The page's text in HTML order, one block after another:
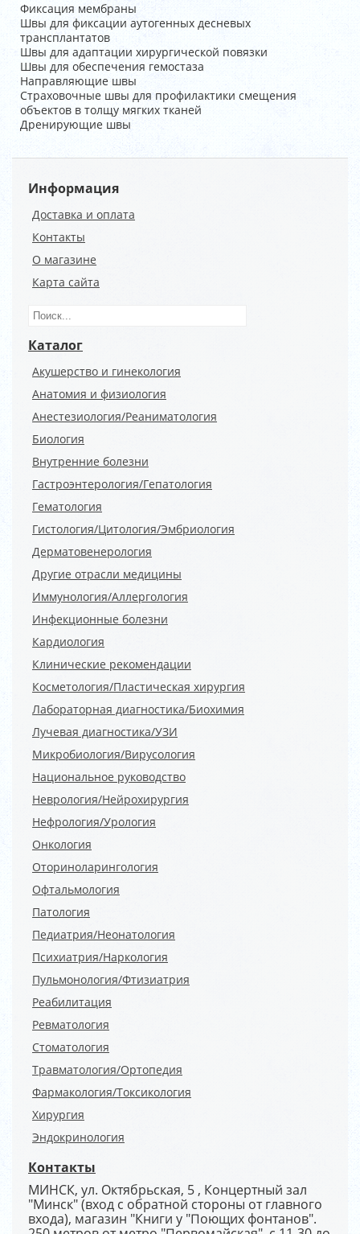
Фиксация мембраны
Швы для фиксации аутогенных десневых
трансплантатов
Швы для адаптации хирургической повязки
Швы для обеспечения гемостаза
Направляющие швы
Страховочные швы для профилактики смещения
объектов в толщу мягких тканей
Дренирующие швы
Информация
Доставка и оплата
Контакты
О магазине
Карта сайта
Каталог
Акушерство и гинекология
Анатомия и физиология
Анестезиология/Реаниматология
Биология
Внутренние болезни
Гастроэнтерология/Гепатология
Гематология
Гистология/Цитология/Эмбриология
Дерматовенерология
Другие отрасли медицины
Иммунология/Аллергология
Инфекционные болезни
Кардиология
Клинические рекомендации
Косметология/Пластическая хирургия
Лабораторная диагностика/Биохимия
Лучевая диагностика/УЗИ
Микробиология/Вирусология
Национальное руководство
Неврология/Нейрохирургия
Нефрология/Урология
Онкология
Оториноларингология
Офтальмология
Патология
Педиатрия/Неонатология
Психиатрия/Наркология
Пульмонология/Фтизиатрия
Реабилитация
Ревматология
Стоматология
Травматология/Ортопедия
Фармакология/Токсикология
Хирургия
Эндокринология
Контакты
МИНСК, ул. Октябрьская, 5 , Концертный зал
"Минск" (вход с обратной стороны от главного
входа), магазин "Книги у "Поющих фонтанов".